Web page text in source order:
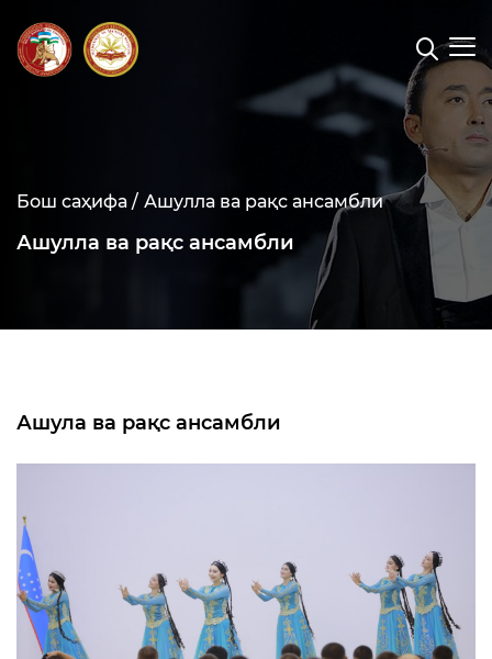
Бош саҳифа / Ашулла ва рақс ансамбли
Ашулла ва рақс ансамбли
Ашула ва рақс ансамбли